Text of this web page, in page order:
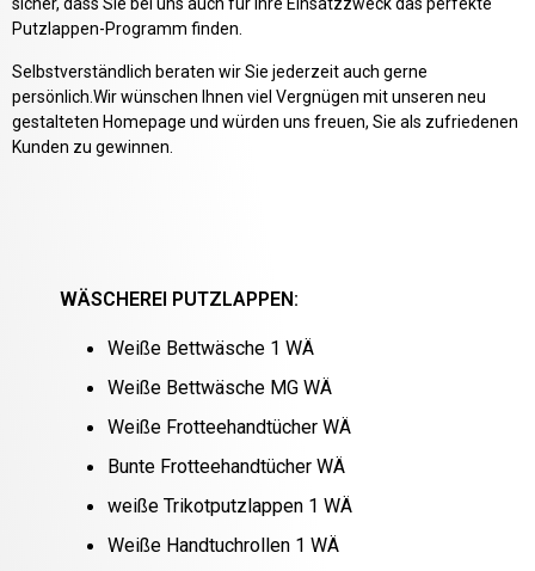
Putzlappen-Programm finden.
Selbstverständlich beraten wir Sie jederzeit auch gerne
persönlich. Wir wünschen Ihnen viel Vergnügen mit unseren neu
gestalteten Homepage und würden uns freuen, Sie als zufriedenen
Kunden zu gewinnen.
WÄSCHEREI PUTZLAPPEN:
Weiße Bettwäsche 1 WÄ
Weiße Bettwäsche MG WÄ
Weiße Frotteehandtücher WÄ
Bunte Frotteehandtücher WÄ
weiße Trikotputzlappen 1 WÄ
Weiße Handtuchrollen 1 WÄ